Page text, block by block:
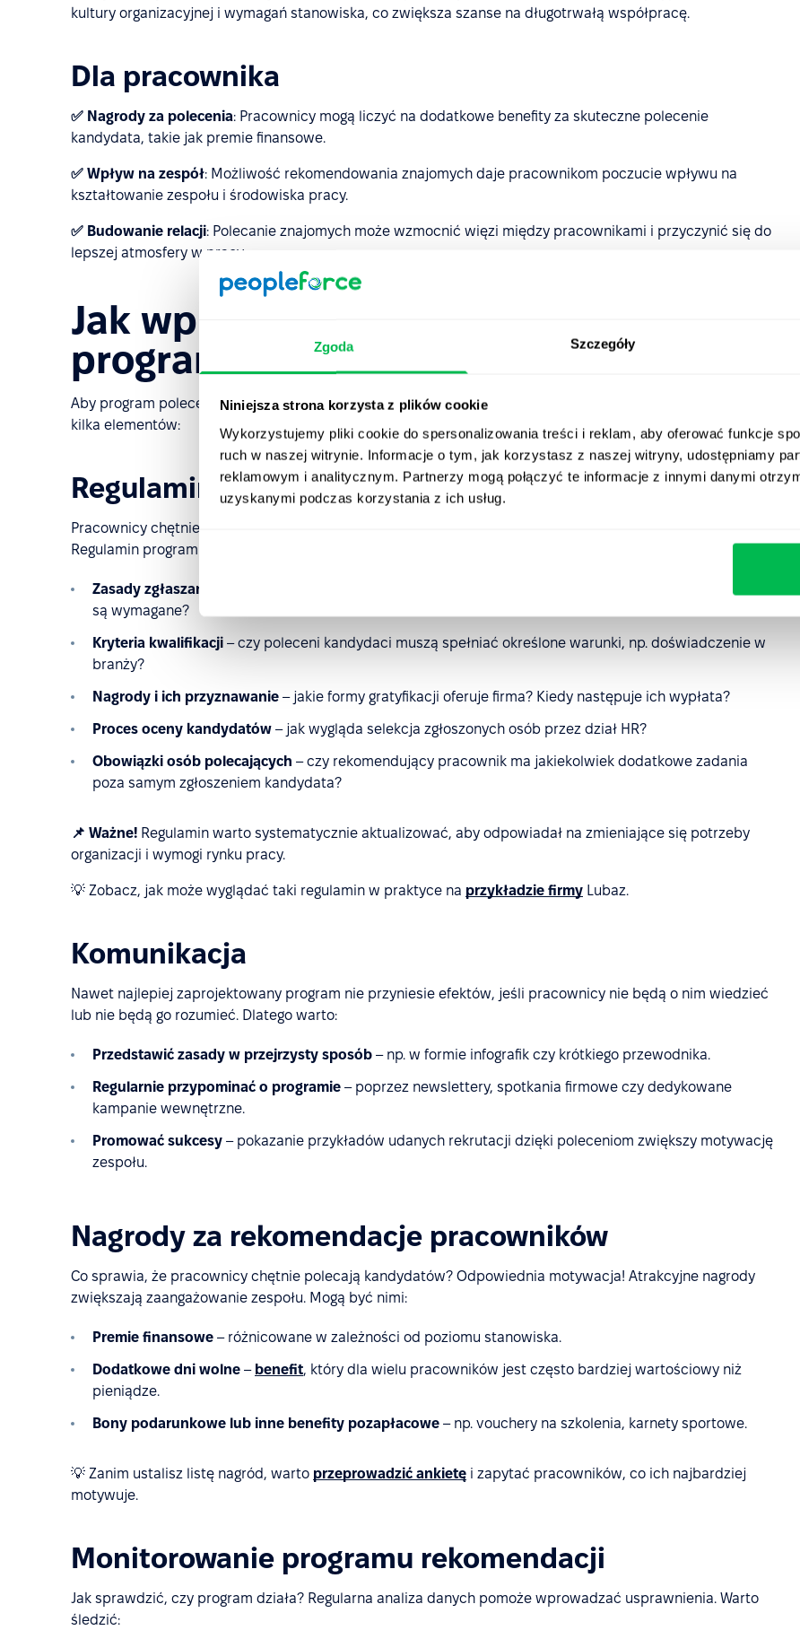
Zgoda Szczegóły
Niniejsza strona korzysta z plików cookie
Wykorzystujemy pliki cookie do spersonalizowania treści i reklam, aby oferować funkcje
ruch w naszej witrynie. Informacje o tym, jak korzystasz z naszej witryny, udostępniamy
reklamowym i analitycznym. Partnerzy mogą połączyć te informacje z innymi danymi
uzyskanymi podczas korzystania z ich usług.
kultury organizacyjnej i wymagań stanowiska, co zwiększa szanse na długotrwałą współpracę.
Dla pracownika
✅ Nagrody za polecenia: Pracownicy mogą liczyć na dodatkowe benefity za skuteczne polecenie
kandydata, takie jak premie finansowe.
✅ Wpływ na zespół: Możliwość rekomendowania znajomych daje pracownikom poczucie wpływu na
kształtowanie zespołu i środowiska pracy.
✅ Budowanie relacji: Polecanie znajomych może wzmocnić więzi między pracownikami i przyczynić się do
lepszej atmosfery w pracy.
Jak wprowadzić w firmie skuteczny
program poleceń pracowniczych?
Aby program poleceń pracowniczych przynosił korzyści zarówno firmie, jak i pracownikom, należy zadbać o
kilka elementów:
Regulamin programu poleceń pracowniczych
Pracownicy chętniej zaangażują się w program rekomendacji, jeśli jego zasady będą jasne i łatwo dostępne.
Regulamin programu poleceń pracowniczych powinien zawierać:
Zasady zgłaszania kandydatów
– kto i jak może rekomendować nowych pracowników? Jakie informacje
są wymagane?
Kryteria kwalifikacji – czy poleceni kandydaci muszą spełniać określone warunki, np. doświadczenie w
branży?
Nagrody i ich przyznawanie – jakie formy gratyfikacji oferuje firma? Kiedy następuje ich wypłata?
Proces oceny kandydatów – jak wygląda selekcja zgłoszonych osób przez dział HR?
Obowiązki osób polecających – czy rekomendujący pracownik ma jakiekolwiek dodatkowe zadania
poza samym zgłoszeniem kandydata?
📌 Ważne! Regulamin warto systematycznie aktualizować, aby odpowiadał na zmieniające się potrzeby
organizacji i wymogi rynku pracy.
💡 Zobacz, jak może wyglądać taki regulamin w praktyce na przykładzie firmy Lubaz.
Komunikacja
Nawet najlepiej zaprojektowany program nie przyniesie efektów, jeśli pracownicy nie będą o nim wiedzieć
lub nie będą go rozumieć. Dlatego warto:
Przedstawić zasady w przejrzysty sposób – np. w formie infografik czy krótkiego przewodnika.
Regularnie przypominać o programie – poprzez newslettery, spotkania firmowe czy dedykowane
kampanie wewnętrzne.
Promować sukcesy – pokazanie przykładów udanych rekrutacji dzięki poleceniom zwiększy motywację
zespołu.
Nagrody za rekomendacje pracowników
Co sprawia, że pracownicy chętnie polecają kandydatów? Odpowiednia motywacja! Atrakcyjne nagrody
zwiększają zaangażowanie zespołu. Mogą być nimi:
Premie finansowe – różnicowane w zależności od poziomu stanowiska.
Dodatkowe dni wolne – benefit, który dla wielu pracowników jest często bardziej wartościowy niż
pieniądze.
Bony podarunkowe lub inne benefity pozapłacowe – np. vouchery na szkolenia, karnety sportowe.
💡 Zanim ustalisz listę nagród, warto przeprowadzić ankietę i zapytać pracowników, co ich najbardziej
motywuje.
Monitorowanie programu rekomendacji
Jak sprawdzić, czy program działa? Regularna analiza danych pomoże wprowadzać usprawnienia. Warto
śledzić: